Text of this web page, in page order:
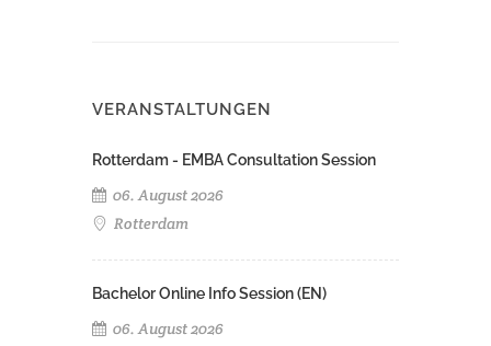
VERANSTALTUNGEN
Rotterdam - EMBA Consultation Session
06. August 2026
Rotterdam
Bachelor Online Info Session (EN)
06. August 2026